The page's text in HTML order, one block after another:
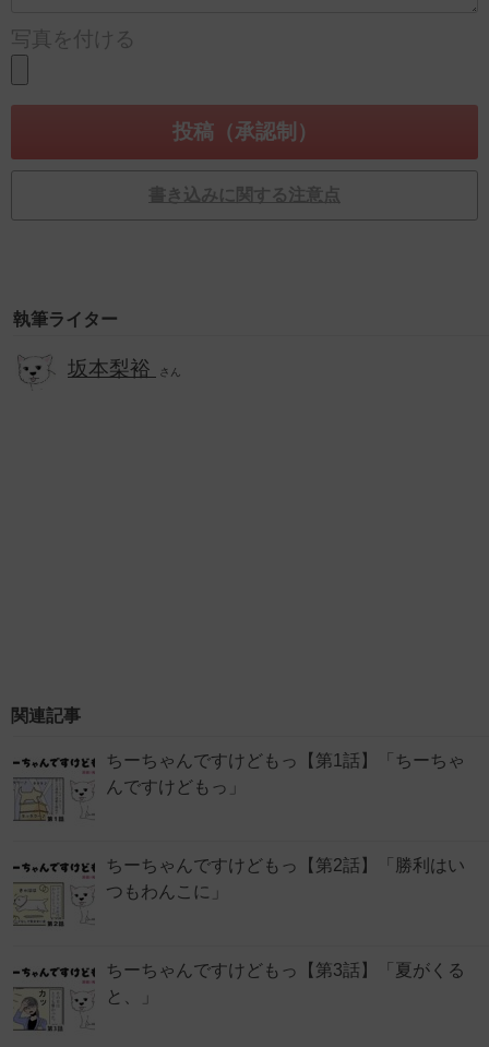
写真を付ける
書き込みに関する注意点
執筆ライター
坂本梨裕 さん
関連記事
ちーちゃんですけどもっ【第1話】「ちーちゃ
んですけどもっ」
ちーちゃんですけどもっ【第2話】「勝利はい
つもわんこに」
ちーちゃんですけどもっ【第3話】「夏がくる
と、」